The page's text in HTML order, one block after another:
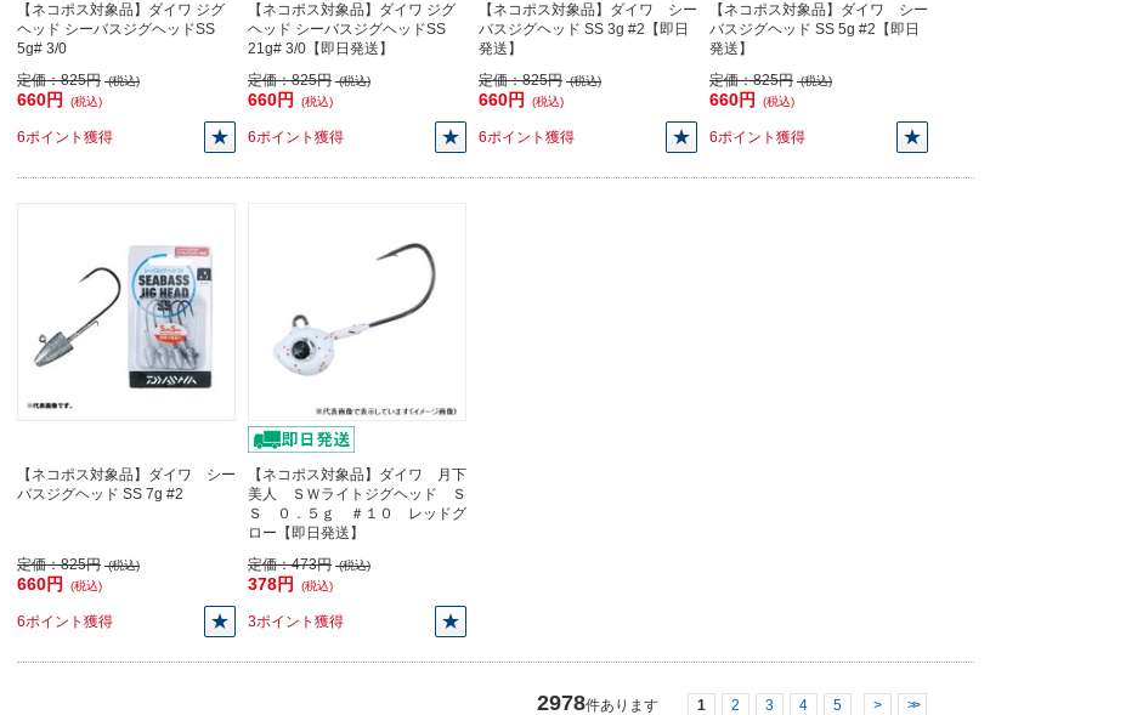
【ネコポス対象品】ダイワ ジグ
ヘッド シーバスジグヘッドSS
5g# 3/0
定価：825円 (税込)
660円 (税込)
6ポイント獲得
【ネコポス対象品】ダイワ ジグ
ヘッド シーバスジグヘッドSS
21g# 3/0【即日発送】
定価：825円 (税込)
660円 (税込)
6ポイント獲得
【ネコポス対象品】ダイワ シー
バスジグヘッド SS 3g #2【即日
発送】
定価：825円 (税込)
660円 (税込)
6ポイント獲得
【ネコポス対象品】ダイワ シー
バスジグヘッド SS 5g #2【即日
発送】
定価：825円 (税込)
660円 (税込)
6ポイント獲得
【ネコポス対象品】ダイワ シー
バスジグヘッド SS 7g #2
定価：825円 (税込)
660円 (税込)
6ポイント獲得
【ネコポス対象品】ダイワ 月下
美人 ＳＷライトジグヘッド Ｓ
Ｓ ０．５ｇ ＃１０ レッドグ
ロー【即日発送】
定価：473円 (税込)
378円 (税込)
3ポイント獲得
2978件あります 1 2 3 4 5 > >>